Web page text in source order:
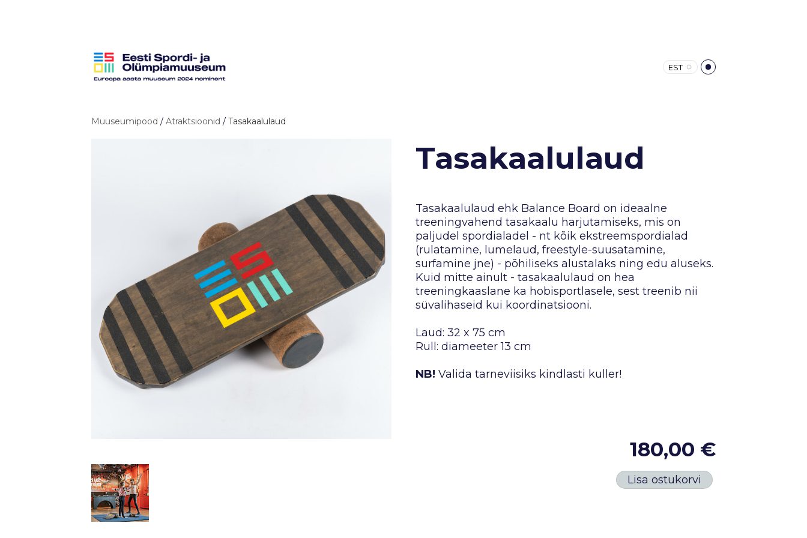
EST
Muuseumipood / Atraktsioonid / Tasakaalulaud
Tasakaalulaud
Tasakaalulaud ehk Balance Board on ideaalne
treeningvahend tasakaalu harjutamiseks, mis on
paljudel spordialadel - nt kõik ekstreemspordialad
(rulatamine, lumelaud, freestyle-suusatamine,
surfamine jne) - põhiliseks alustalaks ning edu aluseks.
Kuid mitte ainult - tasakaalulaud on hea
treeningkaaslane ka hobisportlasele, sest treenib nii
süvalihaseid kui koordinatsiooni.
Laud: 32 x 75 cm
Rull: diameeter 13 cm
NB! Valida tarneviisiks kindlasti kuller!
180,00 €
Lisa ostukorvi